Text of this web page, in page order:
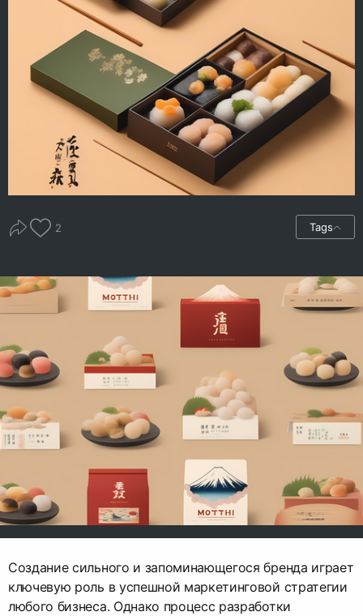
2 Tags
Создание сильного и запоминающегося бренда играет
ключевую роль в успешной маркетинговой стратегии
любого бизнеса. Однако процесс разработки